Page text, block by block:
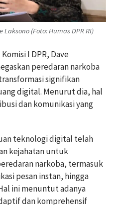
Laksono (Foto: Humas DPR RI)
I DPR, Dave
peredaran narkoba
signifikan
digital. Menurut dia, hal
dan komunikasi yang
teknologi digital telah
kejahatan untuk
narkoba, termasuk
pesan instan, hingga
ini menuntut adanya
dan komprehensif